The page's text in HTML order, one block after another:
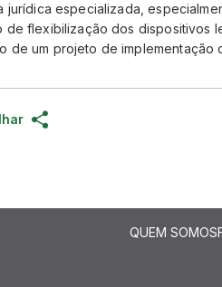
jurídica especializada,
de flexibilização dos dispositivos
de um projeto de implementação
QUEM SOMOS